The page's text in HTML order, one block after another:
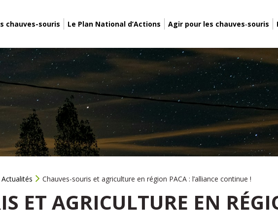
chauves-souris Le Plan National d’Actions Agir pour les chauves‑souris
Actualités Chauves-souris et agriculture en région PACA : l’alliance continue !
ET AGRICULTURE EN